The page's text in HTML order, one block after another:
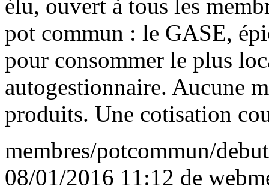
élu, ouvert à tous les
pot commun : le GASE,
pour consommer le plus
autogestionnaire. Aucune
produits. Une cotisation
membres/potcommun/
08/01/2016 11:12 de